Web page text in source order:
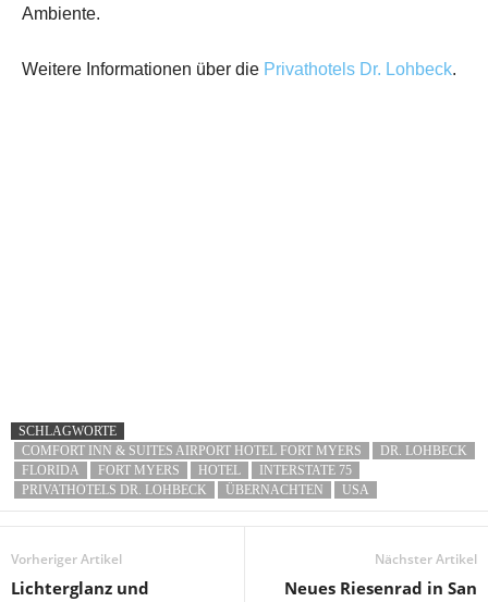
Ambiente.
Weitere Informationen über die Privathotels Dr. Lohbeck.
SCHLAGWORTE
COMFORT INN & SUITES AIRPORT HOTEL FORT MYERS
DR. LOHBECK
FLORIDA
FORT MYERS HOTEL
INTERSTATE 75
PRIVATHOTELS DR. LOHBECK
ÜBERNACHTEN USA
Vorheriger Artikel
Lichterglanz und
Nächster Artikel
Neues Riesenrad in San